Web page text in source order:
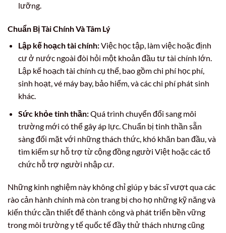
lưỡng.
Chuẩn Bị Tài Chính Và Tâm Lý
Lập kế hoạch tài chính:Việc học tập, làm việc hoặc định
cư ở nước ngoài đòi hỏi một khoản đầu tư tài chính lớn.
Lập kế hoạch tài chính cụ thể, bao gồm chi phí học phí,
sinh hoạt, vé máy bay, bảo hiểm, và các chi phí phát sinh
khác.
Sức khỏe tinh thần:Quá trình chuyển đổi sang môi
trường mới có thể gây áp lực. Chuẩn bị tinh thần sẵn
sàng đối mặt với những thách thức, khó khăn ban đầu, và
tìm kiếm sự hỗ trợ từ cộng đồng người Việt hoặc các tổ
chức hỗ trợ người nhập cư.
Những kinh nghiệm này không chỉ giúp y bác sĩ vượt qua các
rào cản hành chính mà còn trang bị cho họ những kỹ năng và
kiến thức cần thiết để thành công và phát triển bền vững
trong môi trường y tế quốc tế đầy thử thách nhưng cũng